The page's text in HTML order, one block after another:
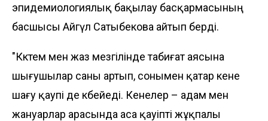
эпидемиологиялық бақылау басқармасының
басшысы Айгүл Сатыбекова айтып берді.
"Көктем мен жаз мезгілінде табиғат аясына
шығушылар саны артып, сонымен қатар кене
шағу қаупі де көбейеді. Кенелер – адам мен
жануарлар арасында аса қауіпті жұқпалы